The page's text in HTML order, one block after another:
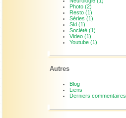
Photo (2)
Resto (1)
Séries (1)
Ski (1)
Société (1)
Video (1)
Youtube (1)
Autres
Blog
Liens
Derniers commentaires